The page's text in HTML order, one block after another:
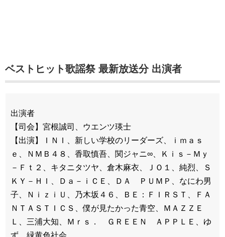
ベストヒット歌謡祭 最新放送分 出演者
出演者
【司会】宮根誠司、ウエンツ瑛士
【出演】ＩＮＩ、新しい学校のリーダーズ、ｉｍａｓ
ｅ、ＮＭＢ４８、香取慎吾、関ジャニ∞、Ｋｉｓ－Ｍｙ
－Ｆｔ２、キタニタツヤ、倉木麻衣、ＪＯ１、純烈、Ｓ
ＫＹ－ＨＩ、Ｄａ－ｉＣＥ、ＤＡ ＰＵＭＰ、なにわ男
子、ＮｉｚｉＵ、乃木坂４６、ＢＥ：ＦＩＲＳＴ、ＦＡ
ＮＴＡＳＴＩＣＳ、僕が見たかった青空、ＭＡＺＺＥ
Ｌ、三浦大知、Ｍｒｓ． ＧＲＥＥＮ ＡＰＰＬＥ、ゆ